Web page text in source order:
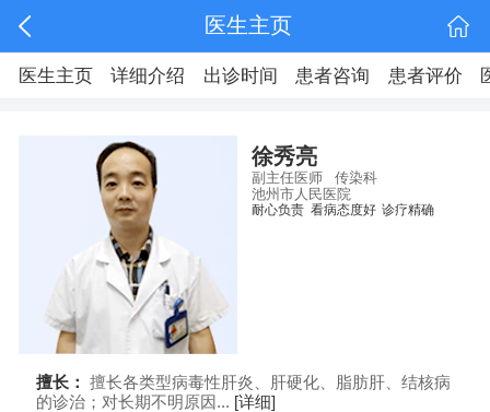
医生主页
医生主页 详细介绍 出诊时间 患者咨询 患者评价
徐秀亮
副主任医师
传染科
池州市人民医院
耐心负责 看病态度好 诊疗精确
擅长： 擅长各类型病毒性肝炎、肝硬化、脂肪肝、结核病
的诊治；对长期不明原因... [详细]